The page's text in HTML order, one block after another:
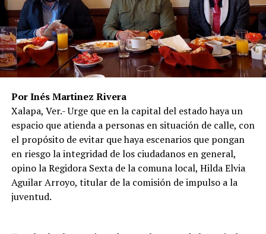
Por Inés Martinez Rivera
Xalapa, Ver.- Urge que en la capital del estado haya un
espacio que atienda a personas en situación de calle, con
el propósito de evitar que haya escenarios que pongan
en riesgo la integridad de los ciudadanos en general,
opino la Regidora Sexta de la comuna local, Hilda Elvia
Aguilar Arroyo, titular de la comisión de impulso a la
juventud.